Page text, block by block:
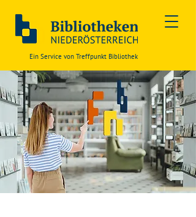
Ein Service von Treffpunkt Bibliothek